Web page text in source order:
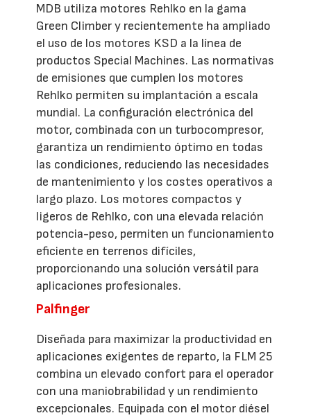
MDB utiliza motores Rehlko en la gama
Green Climber y recientemente ha ampliado
el uso de los motores KSD a la línea de
productos Special Machines. Las normativas
de emisiones que cumplen los motores
Rehlko permiten su implantación a escala
mundial. La configuración electrónica del
motor, combinada con un turbocompresor,
garantiza un rendimiento óptimo en todas
las condiciones, reduciendo las necesidades
de mantenimiento y los costes operativos a
largo plazo. Los motores compactos y
ligeros de Rehlko, con una elevada relación
potencia-peso, permiten un funcionamiento
eficiente en terrenos difíciles,
proporcionando una solución versátil para
aplicaciones profesionales.
Palfinger
Diseñada para maximizar la productividad en
aplicaciones exigentes de reparto, la FLM 25
combina un elevado confort para el operador
con una maniobrabilidad y un rendimiento
excepcionales. Equipada con el motor diésel